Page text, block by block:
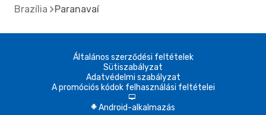
Brazília Paranavaí
Általános szerződési feltételek
Sütiszabályzat
Adatvédelmi szabályzat
A promóciós kódok felhasználási feltételei
d
A Android-alkalmazás